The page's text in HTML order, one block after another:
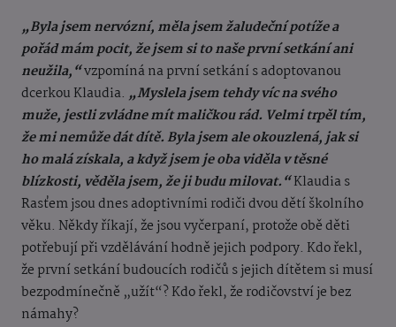
„Byla jsem nervózní, měla jsem žaludeční potíže a
pořád mám pocit, že jsem si to naše první setkání ani
neužila,“vzpomíná na první setkání s adoptovanou
dcerkou Klaudia. „Myslela jsem tehdy víc na svého
muže, jestli zvládne mít maličkou rád. Velmi trpěl tím,
že mi nemůže dát dítě. Byla jsem ale okouzlená, jak si
ho malá získala, a když jsem je oba viděla v těsné
blízkosti, věděla jsem, že ji budu milovat.“Klaudia s
Rasťem jsou dnes adoptivními rodiči dvou dětí školního
věku. Někdy říkají, že jsou vyčerpaní, protože obě děti
potřebují při vzdělávání hodně jejich podpory. Kdo řekl,
že první setkání budoucích rodičů s jejich dítětem si musí
bezpodmínečně „užít“? Kdo řekl, že rodičovství je bez
námahy?